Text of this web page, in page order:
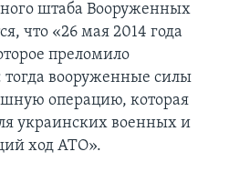
штаба Вооруженных
что «26 мая 2014 года
преломило
вооруженные силы
операцию, которая
украинских военных и
ход АТО».